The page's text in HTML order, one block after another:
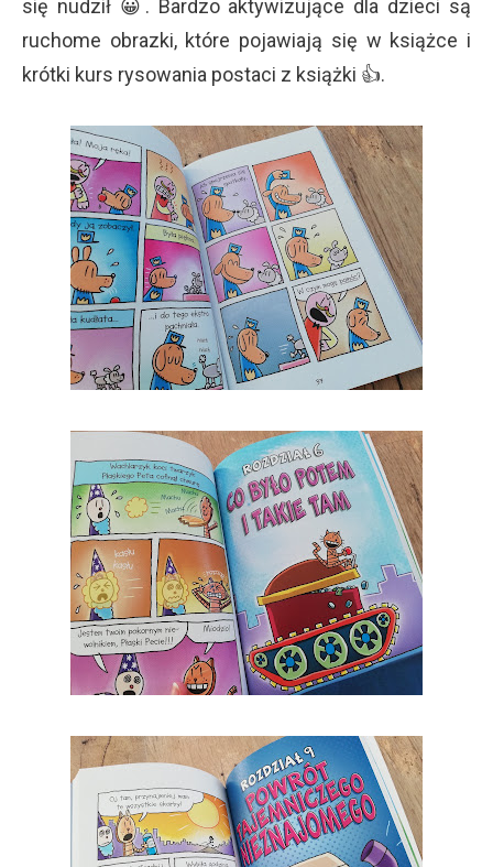
się nudził 😀. Bardzo aktywizujące dla dzieci są
ruchome obrazki, które pojawiają się w książce i
krótki kurs rysowania postaci z książki 👍.